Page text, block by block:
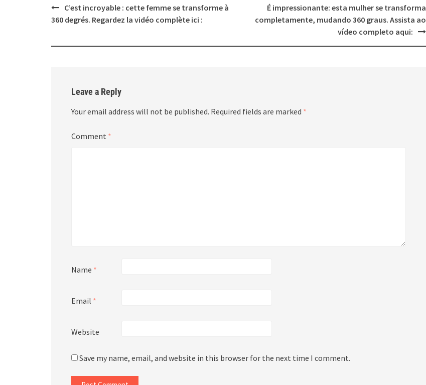
Post
navigation
C’est incroyable : cette femme se transforme à
360 degrés. Regardez la vidéo complète ici :
É impressionante: esta mulher se transforma
completamente, mudando 360 graus. Assista ao
vídeo completo aqui:
Leave a Reply
Your email address will not be published. Required fields are marked *
Comment *
Name *
Email *
Website
Save my name, email, and website in this browser for the next time I comment.